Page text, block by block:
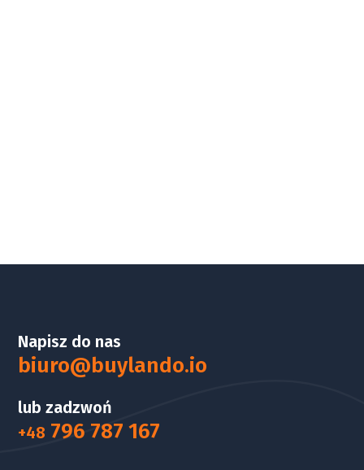
Napisz do nas
biuro@buylando.io
lub zadzwoń
+48 796 787 167